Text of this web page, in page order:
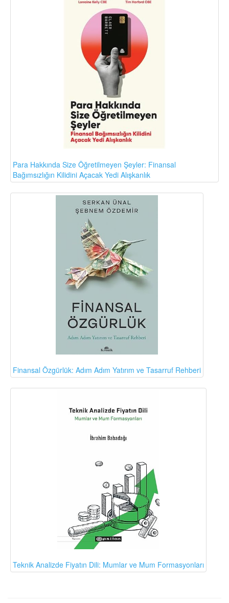
Para Hakkında Size Öğretilmeyen Şeyler: Finansal
Bağımsızlığın Kilidini Açacak Yedi Alışkanlık
Finansal Özgürlük: Adım Adım Yatırım ve Tasarruf Rehberi
Teknik Analizde Fiyatın Dili: Mumlar ve Mum Formasyonları